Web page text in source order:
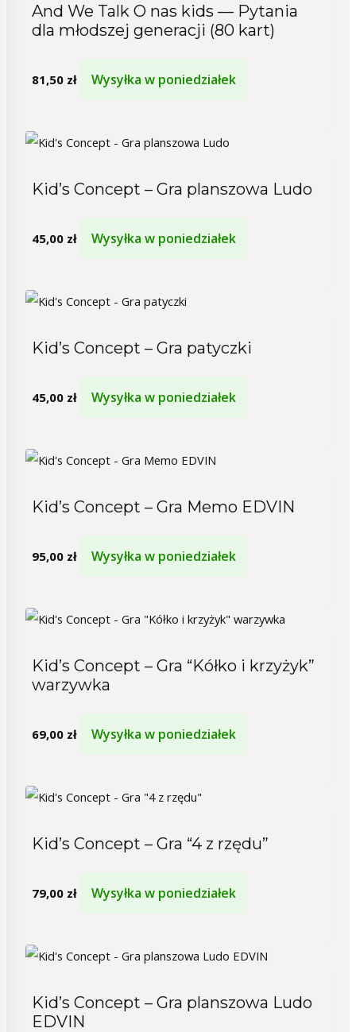
And We Talk O nas kids — Pytania
dla młodszej generacji (80 kart)
81,50 zł Wysyłka w poniedziałek
Kid’s Concept – Gra planszowa Ludo
45,00 zł Wysyłka w poniedziałek
Kid’s Concept – Gra patyczki
45,00 zł Wysyłka w poniedziałek
Kid’s Concept – Gra Memo EDVIN
95,00 zł Wysyłka w poniedziałek
Kid’s Concept – Gra “Kółko i krzyżyk”
warzywka
69,00 zł Wysyłka w poniedziałek
Kid’s Concept – Gra “4 z rzędu”
79,00 zł Wysyłka w poniedziałek
Kid’s Concept – Gra planszowa Ludo
EDVIN